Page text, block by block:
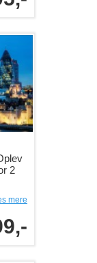
2
mere